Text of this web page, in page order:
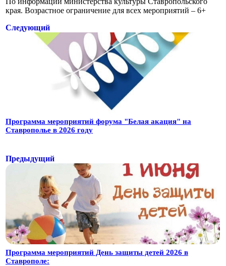
края. Возрастное ограничение для всех мероприятий – 6+
Следующий
Программа мероприятий форума "Белая акация" на
Ставрополье в 2026 году
Предыдущий
Программа мероприятий День защиты детей 2026 в
Ставрополе: